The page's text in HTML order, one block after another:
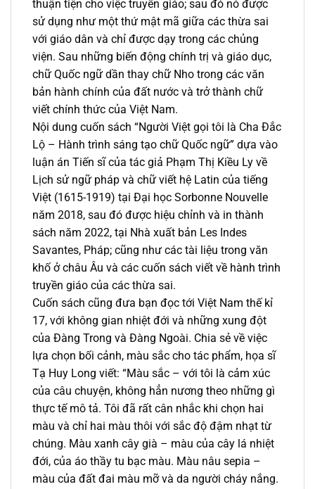
thuận tiện cho việc truyền giáo; sau đó nó được
sử dụng như một thứ mật mã giữa các thừa sai
với giáo dân và chỉ được dạy trong các chủng
viện. Sau những biến động chính trị và giáo dục,
chữ Quốc ngữ dần thay chữ Nho trong các văn
bản hành chính của đất nước và trở thành chữ
viết chính thức của Việt Nam.
Nội dung cuốn sách “Người Việt gọi tôi là Cha Đắc
Lộ – Hành trình sáng tạo chữ Quốc ngữ” dựa vào
luận án Tiến sĩ của tác giả Phạm Thị Kiều Ly về
Lịch sử ngữ pháp và chữ viết hệ Latin của tiếng
Việt (1615-1919) tại Đại học Sorbonne Nouvelle
năm 2018, sau đó được hiệu chỉnh và in thành
sách năm 2022, tại Nhà xuất bản Les Indes
Savantes, Pháp; cũng như các tài liệu trong văn
khố ở châu Âu và các cuốn sách viết về hành trình
truyền giáo của các thừa sai.
Cuốn sách cũng đưa bạn đọc tới Việt Nam thế kỉ
17, với không gian nhiệt đới và những xung đột
của Đàng Trong và Đàng Ngoài. Chia sẻ về việc
lựa chọn bối cảnh, màu sắc cho tác phẩm, họa sĩ
Tạ Huy Long viết: “Màu sắc – với tôi là cảm xúc
của câu chuyện, không hẳn nương theo những gì
thực tế mô tả. Tôi đã rất cân nhắc khi chọn hai
màu và chỉ hai màu thôi với sắc độ đậm nhạt từ
chúng. Màu xanh cây già – màu của cây lá nhiệt
đới, của áo thầy tu bạc màu. Màu nâu sepia –
màu của đất đai màu mỡ và da người cháy nắng.